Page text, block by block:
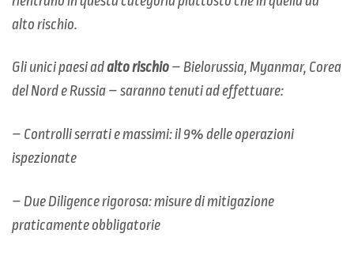
alto rischio.
Gli unici paesi adalto rischio – Bielorussia, Myanmar, Corea
del Nord e Russia – saranno tenuti ad effettuare:
– Controlli serrati e massimi: il 9% delle operazioni
ispezionate
– Due Diligence rigorosa: misure di mitigazione
praticamente obbligatorie